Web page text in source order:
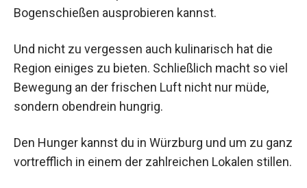
Bogenschießen ausprobieren kannst.
Und nicht zu vergessen auch kulinarisch hat die
Region einiges zu bieten. Schließlich macht so viel
Bewegung an der frischen Luft nicht nur müde,
sondern obendrein hungrig.
Den Hunger kannst du in Würzburg und um zu ganz
vortrefflich in einem der zahlreichen Lokalen stillen.